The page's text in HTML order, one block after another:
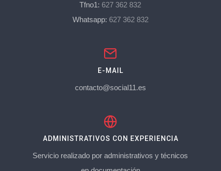
Tfno1: 627 362 832
Whatsapp: 627 362 832
E-MAIL
contacto@social11.es
ADMINISTRATIVOS CON EXPERIENCIA
Servicio realizado por administrativos y técnicos